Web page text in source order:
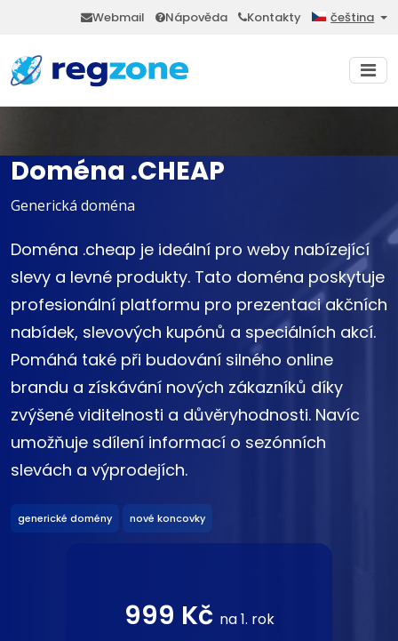
Webmail Nápověda Kontakty čeština
Doména .CHEAP
Generická doména
Doména .cheap je ideální pro weby nabízející
slevy a levné produkty. Tato doména poskytuje
profesionální platformu pro prezentaci akčních
nabídek, slevových kupónů a speciálních akcí.
Pomáhá také při budování silného online
brandu a získávání nových zákazníků díky
zvýšené viditelnosti a důvěryhodnosti. Navíc
umožňuje sdílení informací o sezónních
slevách a výprodejích.
generické domény nové koncovky
999 Kč na 1. rok